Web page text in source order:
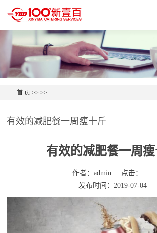
首 页 >>>>
有效的减肥餐一周瘦十斤
有效的减肥餐一周
作者：admin
点击：
发布时间：2019-07-04